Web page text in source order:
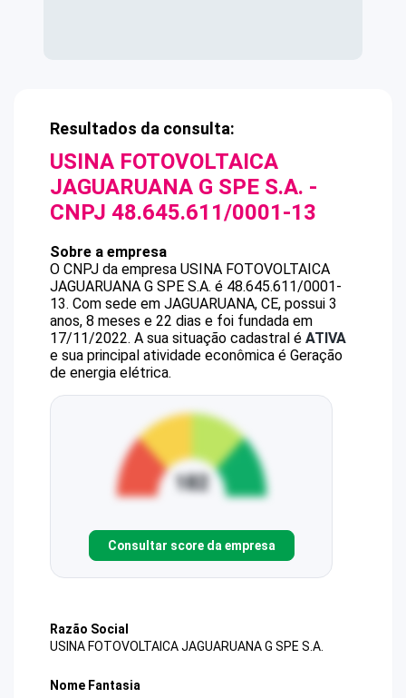
Resultados da consulta:
USINA FOTOVOLTAICA
JAGUARUANA G SPE S.A. -
CNPJ 48.645.611/0001-13
Sobre a empresa
O CNPJ da empresa USINA FOTOVOLTAICA
JAGUARUANA G SPE S.A. é 48.645.611/0001-
13. Com sede em JAGUARUANA, CE, possui 3
anos, 8 meses e 22 dias e foi fundada em
17/11/2022. A sua situação cadastral é ATIVA
e sua principal atividade econômica é Geração
de energia elétrica.
Consultar score da empresa
Razão Social
USINA FOTOVOLTAICA JAGUARUANA G SPE S.A.
Nome Fantasia